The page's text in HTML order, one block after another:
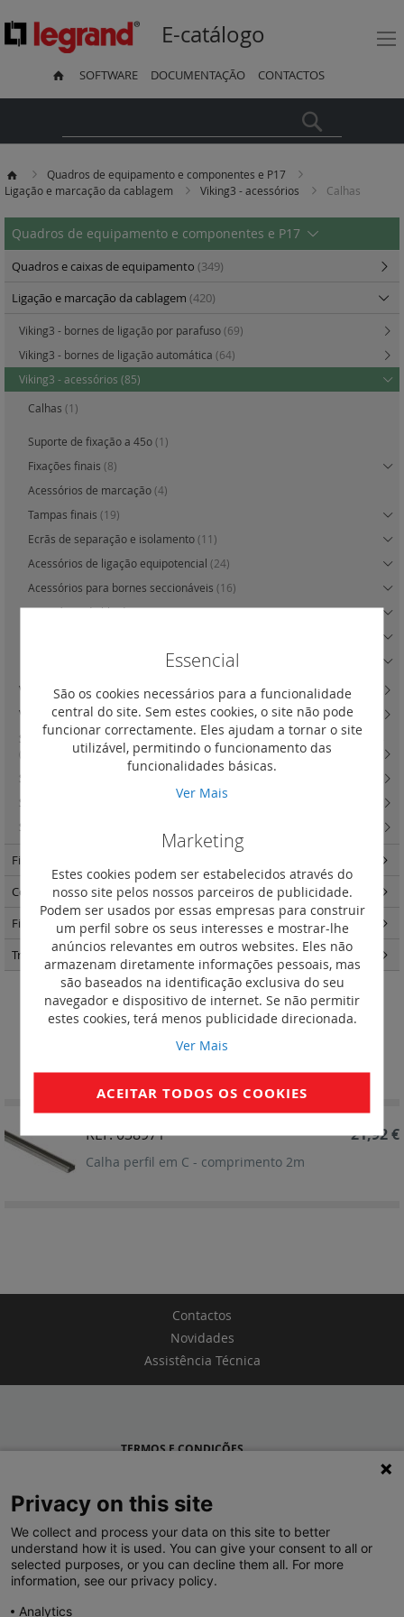
E-catálogo
SOFTWARE DOCUMENTAÇÃO CONTACTOS
Quadros de equipamento e componentes e P17
Ligação e marcação da cablagem
Viking3 - acessórios Calhas
Calhas
Ordenação
REF. 038971
Calha perfil em C - comprimento 2m
21,92 €
Quadros de equipamento e componentes e P17
Quadros e caixas de equipamento (349)
Ligação e marcação da cablagem (420)
Viking3 - bornes de ligação por parafuso(69)
Viking3 - bornes de ligação automática (64)
Viking3 - acessórios (85)
Calhas (1)
Suporte de fixação a 45o(1)
Fixações finais (8)
Acessórios de marcação(4)
Tampas finais (19)
Ecrãs de separação e isolamento(11)
Acessórios de ligação equipotencial (24)
Acessórios para bornes seccionáveis (16)
Acessórios de blindagem(10)
Viking3 - bornes de potência(18)
Viking3 - marcadores para bornes de ligação(34)
Sistema de marcação CAB3 para condutores e bornes de ligação Viking3
(105)
Sistema de marcação CAB3 para condutores
Sistema de identificação Duplix (74)
Starfix - Ponteiras de cablagem
Fixação e circulação da cablagem
Comando e sinalização(126)
Fichas e tomadas industriais (164)
Transformadores (3)
Contactos
Novidades
Assistência Técnica
Essencial
São os cookies necessários para a funcionalidade
central do site. Sem estes cookies, o site não pode
funcionar correctamente. Eles ajudam a tornar o site
utilizável, permitindo o funcionamento das
funcionalidades básicas.
Ver Mais
Marketing
Estes cookies podem ser estabelecidos através do
nosso site pelos nossos parceiros de publicidade.
Podem ser usados por essas empresas para construir
um perfil sobre os seus interesses e mostrar-lhe
anúncios relevantes em outros websites. Eles não
armazenam diretamente informações pessoais, mas
são baseados na identificação exclusiva do seu
navegador e dispositivo de internet. Se não permitir
estes cookies, terá menos publicidade direcionada.
Ver Mais
ACEITAR TODOS OS COOKIES
TERMOS E CONDIÇÕES
LEGRAND PORTUGAL
GRUPO LEGRAND NO MUNDO
Privacy on this site
We collect and process your data on this site to better
understand how it is used. You can give your consent to all or
selected purposes, or you can decline them all. For more
information, see our privacy policy.
Analytics